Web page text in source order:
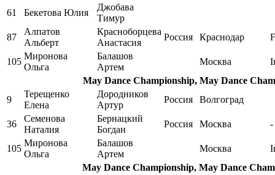
61 Бекетова Юлия
Джобава
Тимур
87
Алпатов
Альберт
Красноборцева
Анастасия
Россия Краснодар
105
Миронова
Ольга
Балашов
Артем
Москва
May Dance Championship, May Dance
9
Терещенко
Елена
Дородников
Артур
Россия Волгоград
36
Семенова
Наталия
Бернацкий
Богдан
Россия Москва -
105
Миронова
Ольга
Балашов
Артем
Москва
May Dance Championship, May Dance